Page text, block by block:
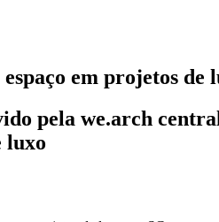
em projetos de
pela we.arch
luxo